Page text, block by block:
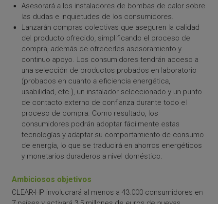
Asesorará a los instaladores de bombas de calor sobre
las dudas e inquietudes de los consumidores.
Lanzarán compras colectivas que aseguren la calidad
del producto ofrecido, simplificando el proceso de
compra, además de ofrecerles asesoramiento y
continuo apoyo. Los consumidores tendrán acceso a
una selección de productos probados en laboratorio
(probados en cuanto a eficiencia energética,
usabilidad, etc.), un instalador seleccionado y un punto
de contacto externo de confianza durante todo el
proceso de compra. Como resultado, los
consumidores podrán adoptar fácilmente estas
tecnologías y adaptar su comportamiento de consumo
de energía, lo que se traducirá en ahorros energéticos
y monetarios duraderos a nivel doméstico.
Ambiciosos objetivos
CLEAR-HP involucrará al menos a 43.000 consumidores en